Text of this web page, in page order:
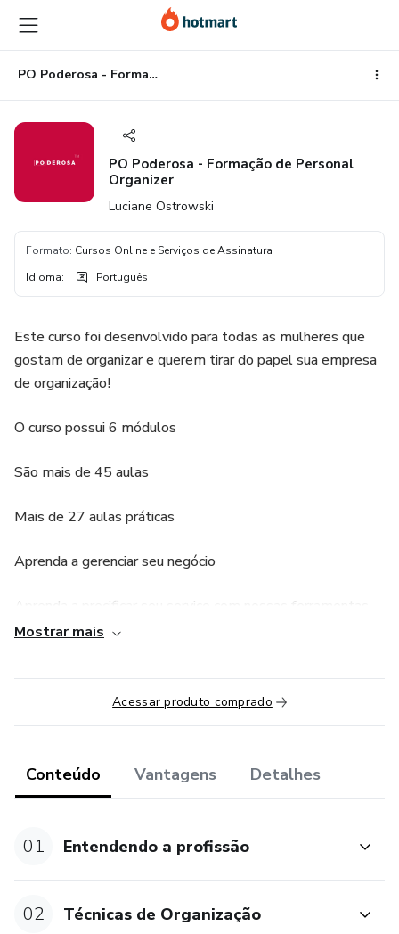
para
o
conteúdo
principal
para
o
pagamento
para
o
rodapé
PO Poderosa - Formação de Personal Organizer
PO Poderosa - Formação de Personal
Organizer
Luciane Ostrowski
Formato: Cursos Online e Serviços de Assinatura
Idioma: Português
Este curso foi desenvolvido para todas as mulheres que
gostam de organizar e querem tirar do papel sua empresa
de organização!
O curso possui 6 módulos
São mais de 45 aulas
Mais de 27 aulas práticas
Aprenda a gerenciar seu negócio
Aprenda a precificar seu serviço com nossas ferramentas
Organizer de sucesso!
Seja uma PO Poderosa!
Mostrar mais
Acessar produto comprado
Conteúdo Vantagens Detalhes
01 Entendendo a profissão
02 Técnicas de Organização